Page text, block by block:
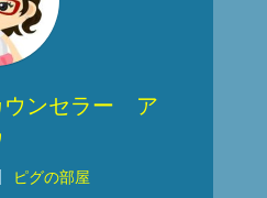
ウンセラー ア
ピグの部屋